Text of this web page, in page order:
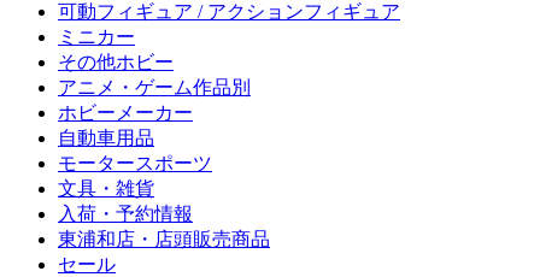
可動フィギュア / アクションフィギュア
ミニカー
その他ホビー
アニメ・ゲーム作品別
ホビーメーカー
自動車用品
モータースポーツ
文具・雑貨
入荷・予約情報
東浦和店・店頭販売商品
セール